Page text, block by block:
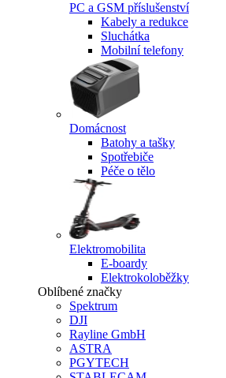
PC a GSM příslušenství
Kabely a redukce
Sluchátka
Mobilní telefony
Domácnost
Batohy a tašky
Spotřebiče
Péče o tělo
Elektromobilita
E-boardy
Elektrokoloběžky
Oblíbené značky
Spektrum
DJI
Rayline GmbH
ASTRA
PGYTECH